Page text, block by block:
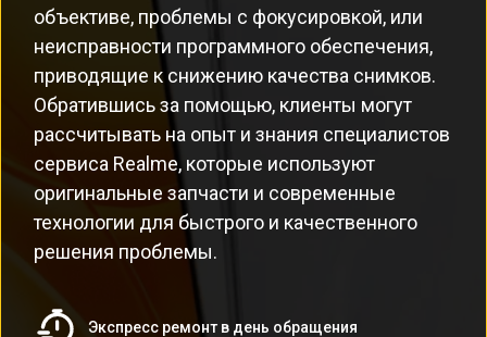
объективе, проблемы с фокусировкой, или
неисправности программного обеспечения,
приводящие к снижению качества снимков.
Обратившись за помощью, клиенты могут
рассчитывать на опыт и знания специалистов
сервиса Realme, которые используют
оригинальные запчасти и современные
технологии для быстрого и качественного
решения проблемы.
Экспресс ремонт в день обращения